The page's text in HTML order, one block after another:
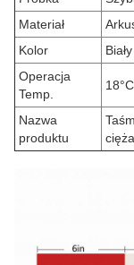
Materiał
Kolor
Operacja
Temp.
Nazwa
produktu